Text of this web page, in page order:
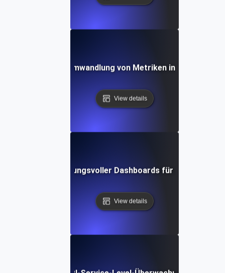
SLI/SLO-Daten: Umwandlung von Metriken in
View details
Gestaltung wirkungsvoller Dashboards für API SLIs &
View details